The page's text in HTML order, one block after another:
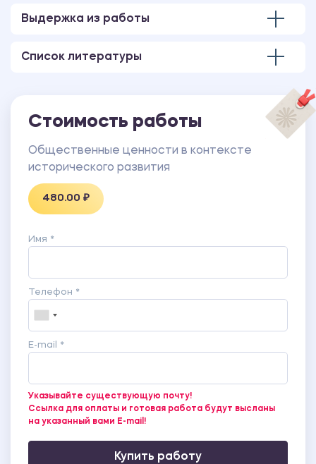
Выдержка из работы
Список литературы
Стоимость работы
Общественные ценности в контексте
исторического развития
480.00 ₽
Имя *
Телефон *
E-mail *
Указывайте существующую почту!
Ссылка для оплаты и готовая работа будут высланы
на указанный вами E-mail!
Купить работу